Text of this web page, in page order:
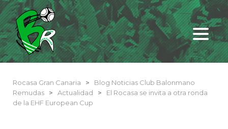
Rocasa Gran Canaria >
Blog Noticias Club Balonmano
Remudas
> Actualidad >
El Rocasa se invita a otra ronda
de la EHF European Cup